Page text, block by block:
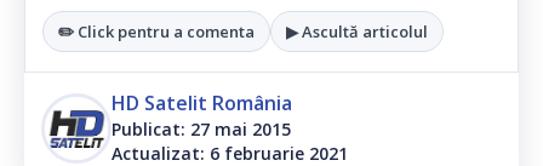
✏️ Click pentru a comenta ▶ Ascultă articolul
HD Satelit România
Publicat: 27 mai 2015
Actualizat: 6 februarie 2021